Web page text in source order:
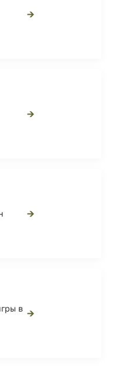
→
→
→
в →